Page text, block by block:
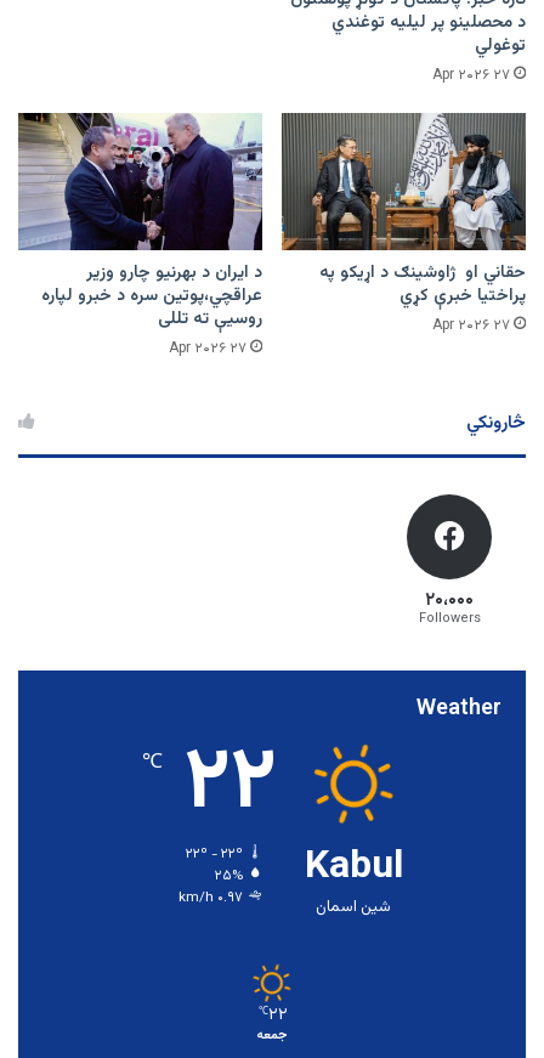
د محصلینو پر لیلیه توغندي
توغولي
۲۷ Apr ۲۰۲۶
حقاني او ژاوشینګ د اړیکو په
پراختیا خبرې کړي
۲۷ Apr ۲۰۲۶
د ایران د بهرنیو چارو وزیر
عراقچي،پوتین سره د خبرو لپاره
روسیې ته تللی
۲۷ Apr ۲۰۲۶
څارونکي
۲۰،۰۰۰
Followers
Weather
Kabul
شین اسمان
۲۲ ℃
۲۵%
۰.۹۷ km/h
۲۲℃
جمعه